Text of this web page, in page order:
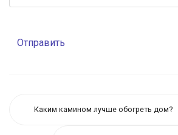
Отправить
Каким камином лучше обогреть дом?